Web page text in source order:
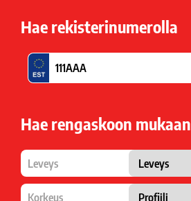
Hae rekisterinumerolla
Hae rengaskoon mukaan
Leveys
Korkeus